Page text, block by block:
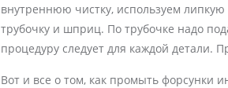
внутреннюю чистку, используем
трубочку и шприц. По трубочке надо
процедуру следует для каждой детали.
Вот и все о том, как промыть форсунки